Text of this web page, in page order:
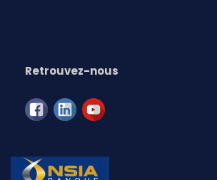
Retrouvez-nous